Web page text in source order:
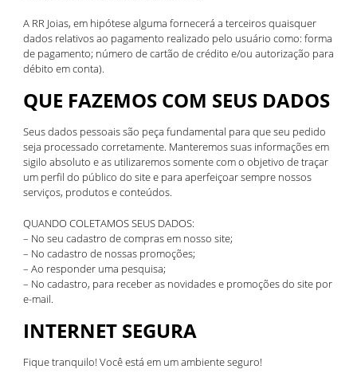
A RR Joias, em hipótese alguma fornecerá a terceiros quaisquer
dados relativos ao pagamento realizado pelo usuário como: forma
de pagamento; número de cartão de crédito e/ou autorização para
débito em conta).
QUE FAZEMOS COM SEUS DADOS
Seus dados pessoais são peça fundamental para que seu pedido
seja processado corretamente. Manteremos suas informações em
sigilo absoluto e as utilizaremos somente com o objetivo de traçar
um perfil do público do site e para aperfeiçoar sempre nossos
serviços, produtos e conteúdos.
QUANDO COLETAMOS SEUS DADOS:
– No seu cadastro de compras em nosso site;
– No cadastro de nossas promoções;
– Ao responder uma pesquisa;
– No cadastro, para receber as novidades e promoções do site por
e-mail.
INTERNET SEGURA
Fique tranquilo! Você está em um ambiente seguro!